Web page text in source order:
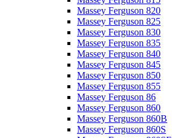
Massey Ferguson 820
Massey Ferguson 825
Massey Ferguson 830
Massey Ferguson 835
Massey Ferguson 840
Massey Ferguson 845
Massey Ferguson 850
Massey Ferguson 855
Massey Ferguson 86
Massey Ferguson 860
Massey Ferguson 860B
Massey Ferguson 860S